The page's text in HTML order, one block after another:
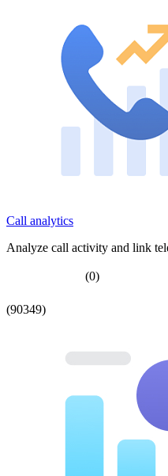
Call analytics
Analyze call activity and link
(0)
(90349)